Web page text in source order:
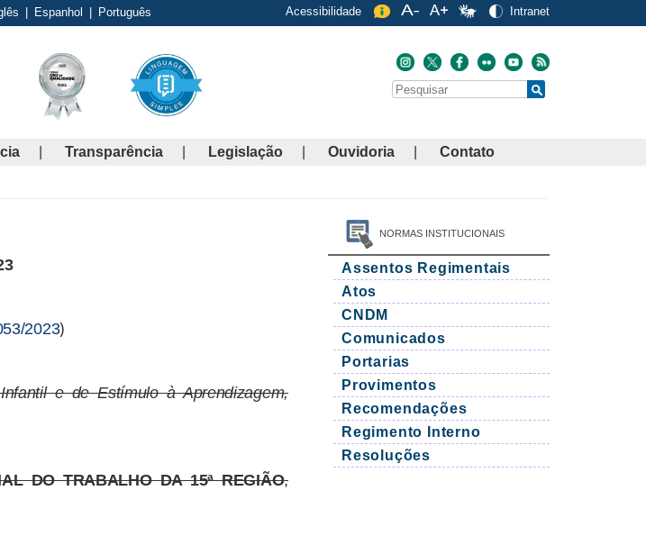
Espanhol Português Acessibilidade Intranet
Buscar
Search
Transparência Legislação Ouvidoria Contato
2023)
e de Estímulo à Aprendizagem,
DO TRABALHO DA 15ª REGIÃO,
NORMAS INSTITUCIONAIS
Assentos Regimentais
Atos
CNDM
Comunicados
Portarias
Provimentos
Recomendações
Regimento Interno
Resoluções